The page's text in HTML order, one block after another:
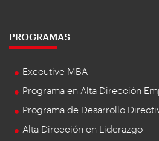
PROGRAMAS
Executive MBA
Programa en Alta Dirección
Programa de Desarrollo
Alta Dirección en Liderazgo